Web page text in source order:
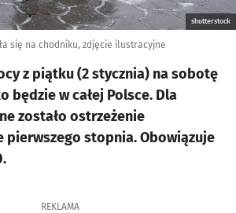
shutterstock
się na chodniku, zdjęcie ilustracyjne
z piątku (2 stycznia) na sobotę
będzie w całej Polsce. Dla
zostało ostrzeżenie
pierwszego stopnia. Obowiązuje
REKLAMA